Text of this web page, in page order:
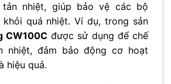
nhiệt, giúp bảo vệ các bộ
khỏi quá nhiệt. Ví dụ, trong sản
CW100Cđược sử dụng để chế
nhiệt, đảm bảo động cơ hoạt
hiệu quả.